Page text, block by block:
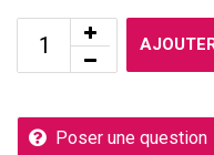
Poser une question